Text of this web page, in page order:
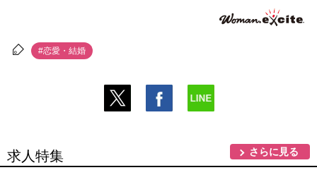
#恋愛・結婚
求人特集 さらに見る